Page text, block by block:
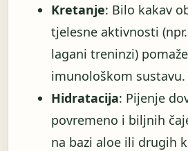
Kretanje: Bilo kakav
tjelesne aktivnosti
lagani treninzi)
imunološkom sustavu.
Hidratacija: Pijenje
povremeno i biljnih
na bazi aloe ili drugih